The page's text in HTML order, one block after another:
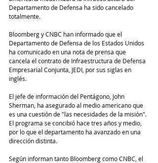
Departamento de Defensa ha sido cancelado
totalmente.
Bloomberg y CNBC han informado que el
Departamento de Defensa de los Estados Unidos
ha comunicado en una nota de prensa que
cancela el contrato de Infraestructura de Defensa
Empresarial Conjunta, JEDI, por sus siglas en
inglés.
El jefe de información del Pentágono, John
Sherman, ha asegurado al medio americano que
es una cuestión de "las necesidades de la misión".
El programa se concibió hace tres años y medio,
por lo que el departamento ha avanzado en una
dirección distinta.
Según informan tanto Bloomberg como CNBC, el